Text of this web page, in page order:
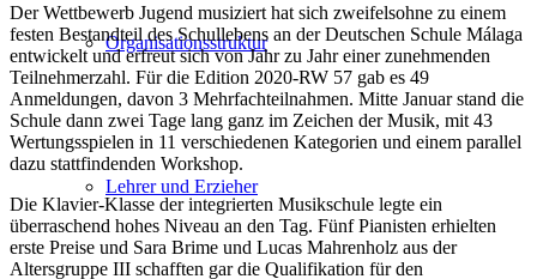
Organisationsstruktur
Lehrer und Erzieher
Der Wettbewerb Jugend musiziert hat sich zweifelsohne zu einem
festen Bestandteil des Schullebens an der Deutschen Schule Málaga
entwickelt und erfreut sich von Jahr zu Jahr einer zunehmenden
Teilnehmerzahl. Für die Edition 2020-RW 57 gab es 49
Anmeldungen, davon 3 Mehrfachteilnahmen. Mitte Januar stand die
Schule dann zwei Tage lang ganz im Zeichen der Musik, mit 43
Wertungsspielen in 11 verschiedenen Kategorien und einem parallel
dazu stattfindenden Workshop.
Die Klavier-Klasse der integrierten Musikschule legte ein
überraschend hohes Niveau an den Tag. Fünf Pianisten erhielten
erste Preise und Sara Brime und Lucas Mahrenholz aus der
Altersgruppe III schafften gar die Qualifikation für den